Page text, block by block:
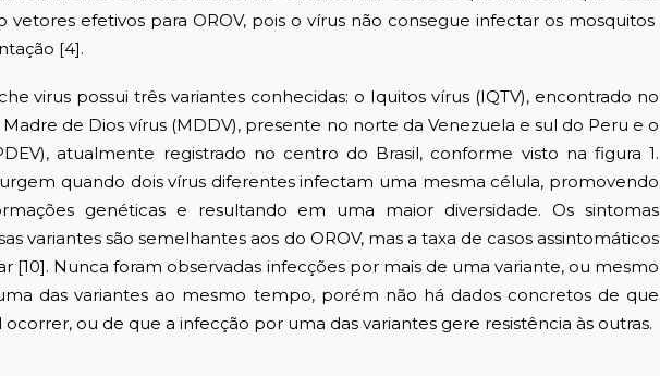
vetores efetivos para OROV, pois o vírus não consegue infectar os mosquitos
[4].
possui três variantes conhecidas: o Iquitos vírus (IQTV), encontrado no
de Dios vírus (MDDV), presente no norte da Venezuela e sul do Peru e o
atualmente registrado no centro do Brasil, conforme visto na figura 1.
quando dois vírus diferentes infectam uma mesma célula, promovendo
genéticas e resultando em uma maior diversidade. Os sintomas
variantes são semelhantes aos do OROV, mas a taxa de casos assintomáticos
[10]. Nunca foram observadas infecções por mais de uma variante, ou mesmo
das variantes ao mesmo tempo, porém não há dados concretos de que
ocorrer, ou de que a infecção por uma das variantes gere resistência às outras.